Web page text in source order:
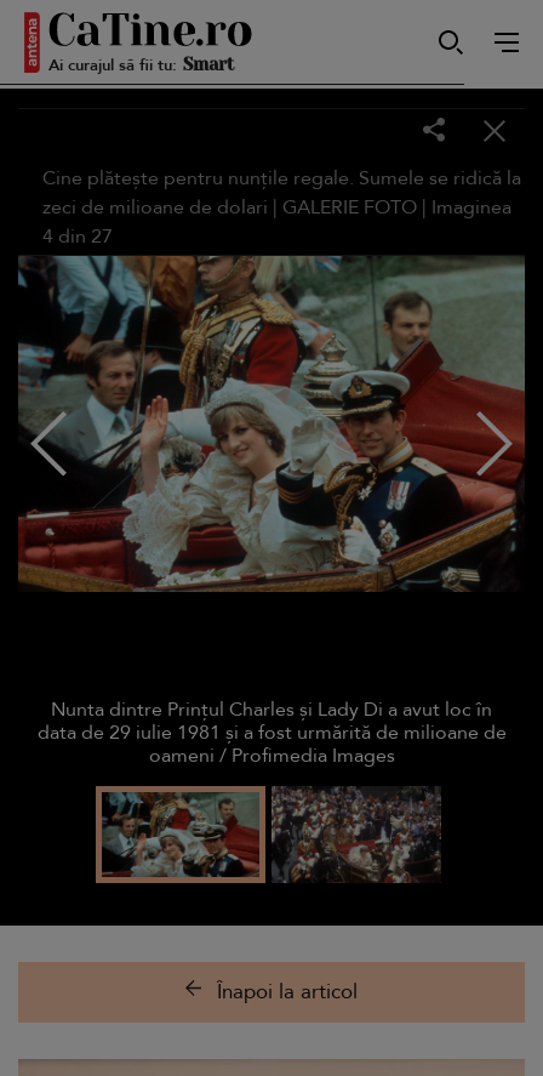
Ai curajul să fii tu:
Autentică
Puternică
Cine plătește pentru nunțile regale. Sumele se ridică la
zeci de milioane de dolari | GALERIE FOTO | Imaginea
4 din 27
Nunta dintre Prințul Charles și Lady Di a avut loc în
data de 29 iulie 1981 și a fost urmărită de milioane de
oameni / Profimedia Images
Înapoi la articol